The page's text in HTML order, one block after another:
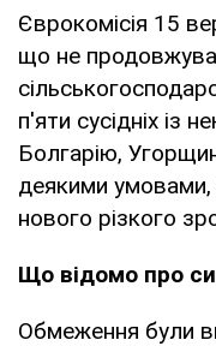
Єврокомісія 15
що не
п'яти сусідніх із
Болгарію,
деякими умовами,
нового різкого
Що відомо про
Обмеження були